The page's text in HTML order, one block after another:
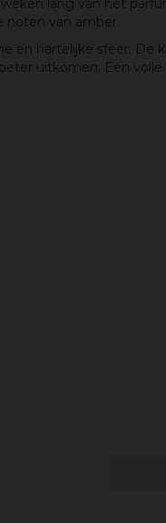
lang van het
van amber.
en hartelijke sfeer. De
uitkomen. Een